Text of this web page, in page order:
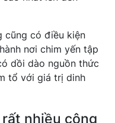
cũng có điều kiện
nơi chim yến tập
dồi dào nguồn thức
tổ với giá trị dinh
nhiều công